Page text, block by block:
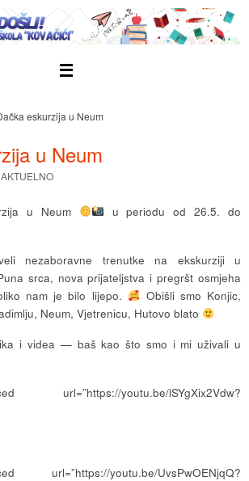
eskurzija u Neum
u Neum
AKTUELNO
u Neum
u periodu od 26.5. do
nezaboravne trenutke na ekskurziji u
srca, nova prijateljstva i pregršt osmjeha
nam je bilo lijepo.
Obišli smo Konjic,
Neum, Vjetrenicu, Hutovo blato
i videa — baš kao što smo i mi uživali u
url=”https://youtu.be/lSYgXix2Vdw?
url=”https://youtu.be/UvsPwOENjqQ?